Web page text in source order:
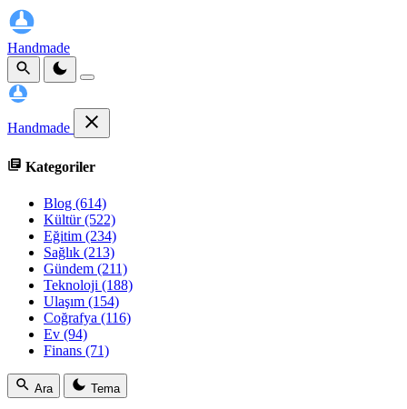
Handmade
Handmade
Kategoriler
Blog (614)
Kültür(522)
Eğitim (234)
Sağlık (213)
Gündem (211)
Teknoloji (188)
Ulaşım (154)
Coğrafya (116)
Ev (94)
Finans (71)
Ara Tema